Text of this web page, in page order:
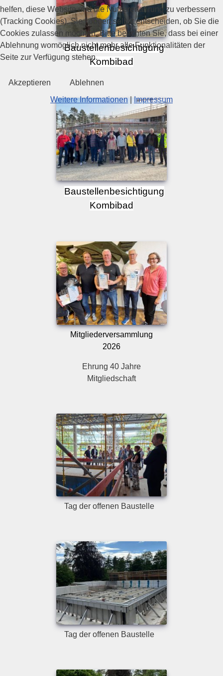
Baustellenbesichtigung
Kombibad
Baustellenbesichtigung
Kombibad
Mitgliederversammlung
2026
Ehrung 40 Jahre
Mitgliedschaft
Tag der offenen Baustelle
Tag der offenen Baustelle
helfen, diese Website und die Nutzererfahrung zu verbessern
(Tracking Cookies). Sie können selbst entscheiden, ob Sie die
Cookies zulassen möchten. Bitte beachten Sie, dass bei einer
Ablehnung womöglich nicht mehr alle Funktionalitäten der
Seite zur Verfügung stehen.
Akzeptieren Ablehnen
Weitere Informationen|Impressum